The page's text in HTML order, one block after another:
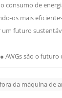
consumo de
os mais
um futuro
AWGs são o futuro
da máquina de